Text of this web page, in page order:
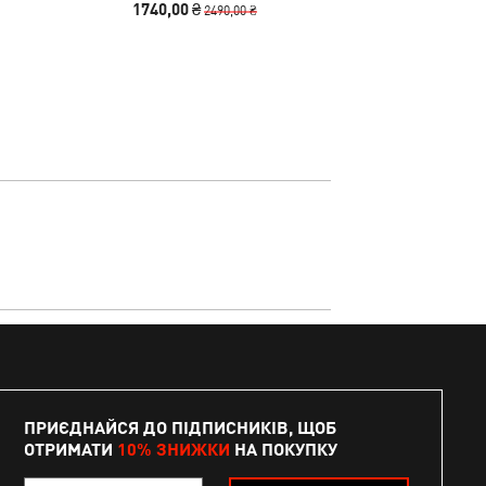
1740,00 ₴2490,00 ₴
ПРИЄДНАЙСЯ ДО ПІДПИСНИКІВ, ЩОБ
ОТРИМАТИ 10% ЗНИЖКИ НА ПОКУПКУ